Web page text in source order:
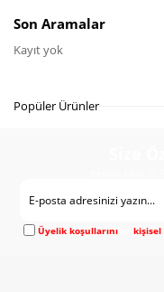
Karşılaştır
Fiyat Düşünce Haber Ver
Üyelik koşullarını ve
Son Aramalar
Kayıt yok
Popüler Ürünler